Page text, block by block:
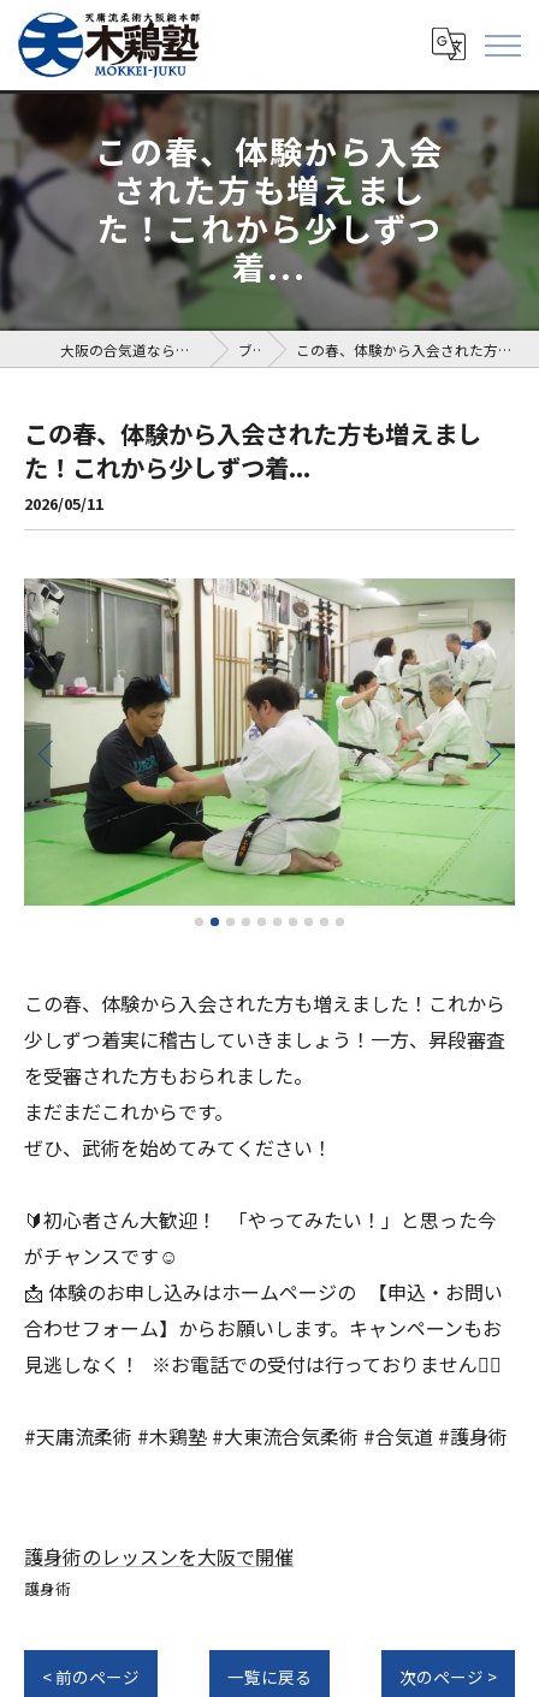
この春、体験から入会
された方も増えまし
た！これから少しずつ
着...
大阪の合気道なら天庸流柔術を学べる木鶏塾 ブログ この春、体験から入会された方も増えました！これから少しずつ着...
この春、体験から入会された方も増えまし
た！これから少しずつ着...
2026/05/11
この春、体験から入会された方も増えました！これから
少しずつ着実に稽古していきましょう！一方、昇段審査
を受審された方もおられました。
まだまだこれからです。
ぜひ、武術を始めてみてください！
🔰初心者さん大歓迎！ 「やってみたい！」と思った今
がチャンスです☺️
📩 体験のお申し込みはホームページの 【申込・お問い
合わせフォーム】からお願いします。キャンペーンもお
見逃しなく！ ※お電話での受付は行っておりません🙇‍♂️
#天庸流柔術 #木鶏塾 #大東流合気柔術 #合気道 #護身術
護身術のレッスンを大阪で開催
護身術
< 前のページ 一覧に戻る 次のページ >